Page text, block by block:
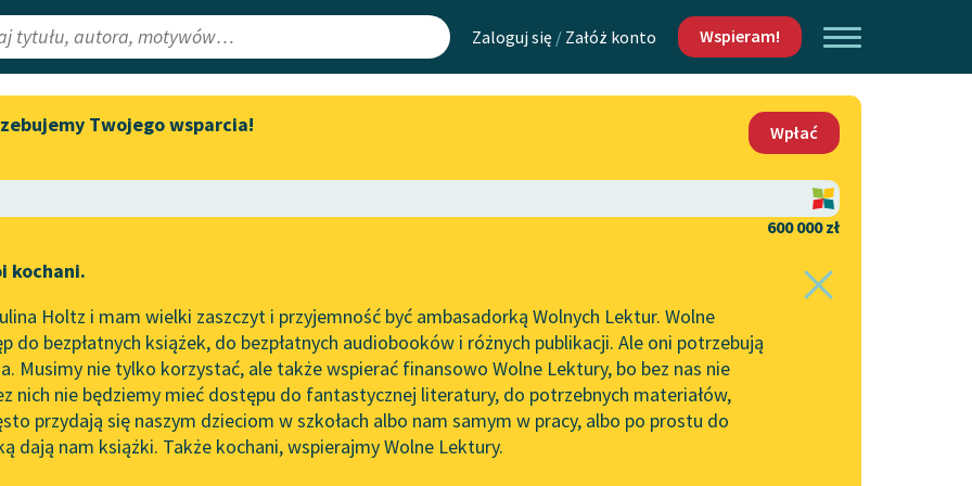
Zaloguj się / Załóż konto Wspieram!
Lektury
redakcyjne
Aktualności
Zapraszamy na spotkanie
literatury skandynawskiej
Wolne Lektury na 32.
Pol’and’Rock Festivalu
„Kochanek Lady Chatterley”
do słuchania na Wolnych
Lekturach
Nowy audiobook – „Marzenie
Mapa Wolnych Lektur
Leśmianator
API
OAI-PMH
Widget Wolnych Lektur
Kontakt
O projekcie
Zasady wykorzystania
Wolnych Lektur
Logotypy
Materiały promocyjne
Twojego wsparcia!
Wpłać
600 000 zł
kochani.
Holtz i mam wielki zaszczyt i przyjemność być ambasadorką Wolnych Lektur. Wolne
do bezpłatnych książek, do bezpłatnych audiobooków i różnych publikacji. Ale oni potrzebują
Musimy nie tylko korzystać, ale także wspierać finansowo Wolne Lektury, bo bez nas nie
nich nie będziemy mieć dostępu do fantastycznej literatury, do potrzebnych materiałów,
przydają się naszym dzieciom w szkołach albo nam samym w pracy, albo po prostu do
dają nam książki. Także kochani, wspierajmy Wolne Lektury.
w utworzeProjekcje